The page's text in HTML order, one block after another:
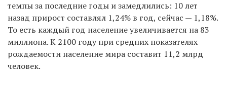
темпы за последние годы и замедлились: 10 лет
назад прирост составлял 1,24% в год, сейчас — 1,18%.
То есть каждый год население увеличивается на 83
миллиона. К 2100 году при средних показателях
рождаемости население мира составит 11,2 млрд
человек.